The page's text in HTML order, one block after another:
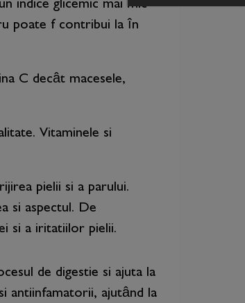
indice glicemic mai mic
poate f contribui la în
C decât macesele,
Vitaminele si
pielii si a parului.
si aspectul. De
si a iritatiilor pielii.
de digestie si ajuta la
antiinfamatorii, ajutând la